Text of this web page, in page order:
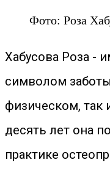
Фото: Роза
Хабусова Роза -
символом
физическом, так
десять лет она
практике